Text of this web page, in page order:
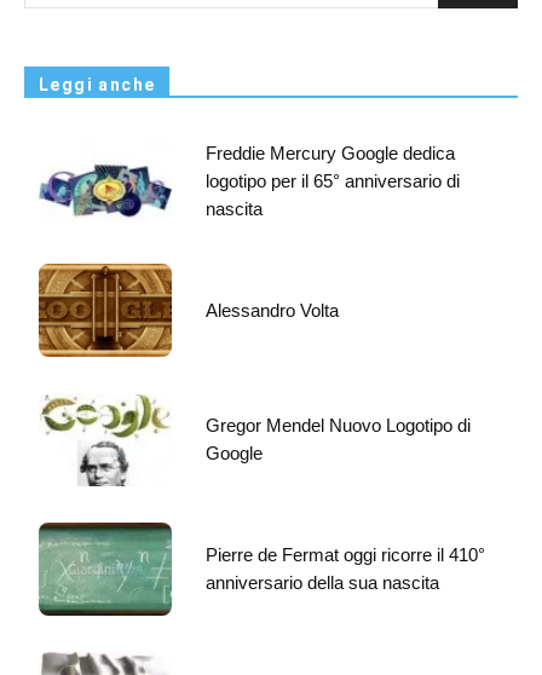
Leggi anche
Freddie Mercury Google dedica
logotipo per il 65° anniversario di
nascita
Alessandro Volta
Gregor Mendel Nuovo Logotipo di
Google
Pierre de Fermat oggi ricorre il 410°
anniversario della sua nascita